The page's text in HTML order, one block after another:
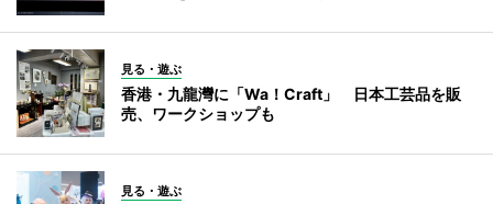
見る・遊ぶ
香港・九龍灣に「Wa！Craft」 日本工芸品を販
売、ワークショップも
見る・遊ぶ